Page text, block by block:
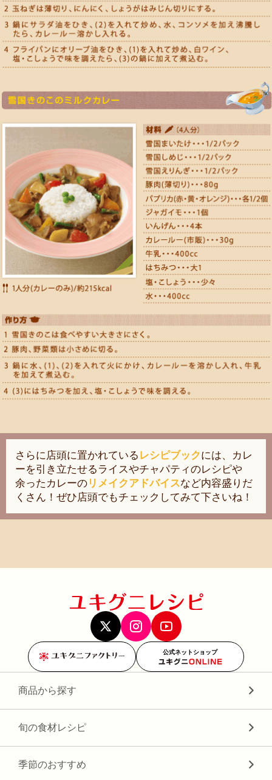
さらに店頭に置かれている レシピブックには、カレ
ーを引き立たせるライスやチャパティのレシピや
余ったカレーの リメイクアドバイスなど内容盛りだ
くさん！ぜひ店頭でもチェックしてみて下さいね！
公式ネットショップ
商品から探す
旬の食材レシピ
季節のおすすめ